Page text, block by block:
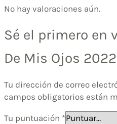
No hay valoraciones aún.
Sé el primero en
De Mis Ojos
Tu dirección de correo
campos obligatorios están
Tu puntuación *